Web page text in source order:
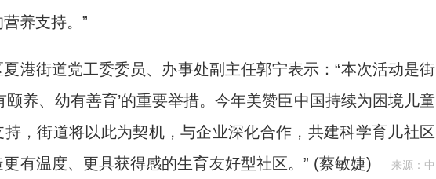
养支持。”
街道党工委委员、办事处副主任郭宁表示：“本次活动是街
颐养、幼有善育’的重要举措。今年美赞臣中国持续为困境儿童
持，街道将以此为契机，与企业深化合作，共建科学育儿社区
更有温度、更具获得感的生育友好型社区。” (蔡敏婕) 来源：中